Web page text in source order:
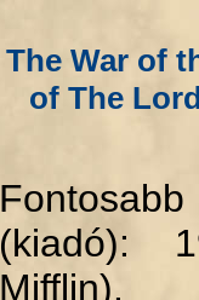
The War of
of The
(kiadó):
Mifflin).